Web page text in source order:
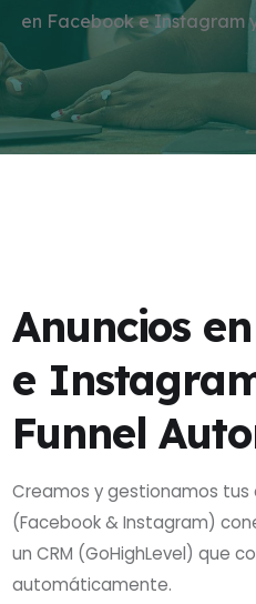
en Facebook e Instagram
Anuncios
e
Funnel
Creamos y gestionamos
(Facebook & Instagram)
un CRM (GoHighLevel) que
automáticamente.